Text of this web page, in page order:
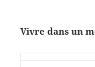
Vivre dans un